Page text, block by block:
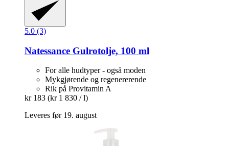
5.0 (3)
Natessance Gulrotolje, 100 ml
For alle hudtyper - også moden
Mykgjørende og regenererende
Rik på Provitamin A
kr 183 (kr 1 830 / l)
Leveres før 19. august